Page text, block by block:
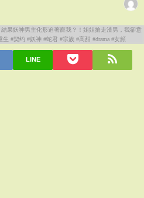
LINE